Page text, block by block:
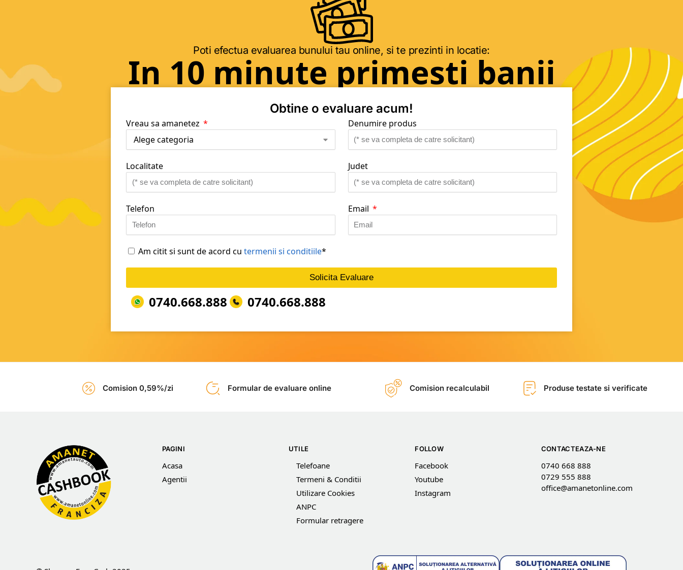
Poti efectua evaluarea bunului tau online, si te prezinti in locatie:
In 10 minute primesti banii
Obtine o evaluare acum!
Vreau sa amanetez Denumire produs
Localitate Judet
Telefon Email
Am citit si sunt de acord cu termenii si conditiile*
Solicita Evaluare
0740.668.888 0740.668.888
Comision 0,59%/zi Formular de evaluare online Comision recalculabil Produse testate si verificate
PAGINI
Acasa
Agentii
UTILE
Telefoane
Termeni & Conditii
Utilizare Cookies
ANPC
Formular retragere
FOLLOW
Facebook
Youtube
Instagram
CONTACTEAZA-NE
0740 668 888
0729 555 888
office@amanetonline.com